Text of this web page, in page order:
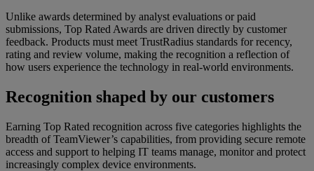
Unlike awards determined by analyst evaluations or paid
submissions, Top Rated Awards are driven directly by customer
feedback. Products must meet TrustRadius standards for recency,
rating and review volume, making the recognition a reflection of
how users experience the technology in real-world environments.
Recognition shaped by our customers
Earning Top Rated recognition across five categories highlights the
breadth of TeamViewer’s capabilities, from providing secure remote
access and support to helping IT teams manage, monitor and protect
increasingly complex device environments.